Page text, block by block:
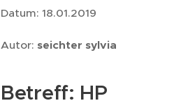
Datum: 18.01.2019
Autor: seichter sylvia
Betreff: HP